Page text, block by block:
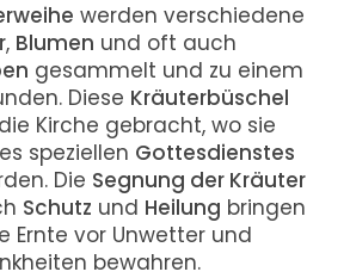
werden verschiedene
, Blumen und oft auch
gesammelt und zu einem
Diese Kräuterbüschel
Kirche gebracht, wo sie
speziellen Gottesdienstes
Die Segnung der Kräuter
Schutz und Heilung bringen
Ernte vor Unwetter und
bewahren.